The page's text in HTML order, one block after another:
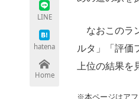
LINE
hatena
Home
なおこのラ
ルタ」「評価
上位の結果を
※本ページはア